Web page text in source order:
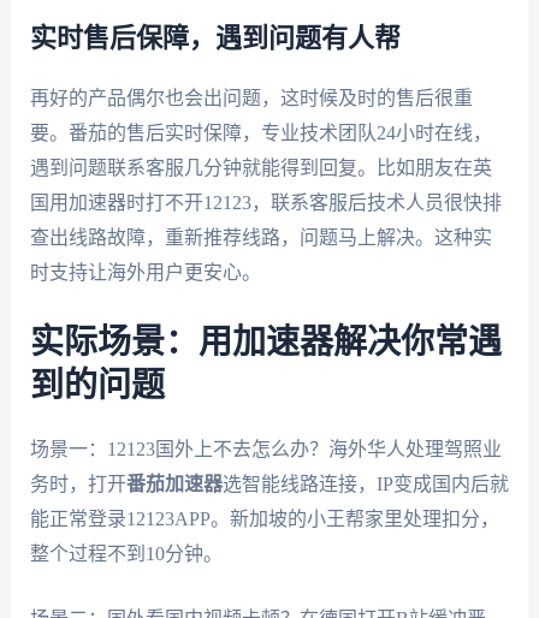
实时售后保障，遇到问题有人帮
再好的产品偶尔也会出问题，这时候及时的售后很重
要。番茄的售后实时保障，专业技术团队24小时在线，
遇到问题联系客服几分钟就能得到回复。比如朋友在英
国用加速器时打不开12123，联系客服后技术人员很快排
查出线路故障，重新推荐线路，问题马上解决。这种实
时支持让海外用户更安心。
实际场景：用加速器解决你常遇
到的问题
场景一：12123国外上不去怎么办？海外华人处理驾照业
务时，打开番茄加速器选智能线路连接，IP变成国内后就
能正常登录12123APP。新加坡的小王帮家里处理扣分，
整个过程不到10分钟。